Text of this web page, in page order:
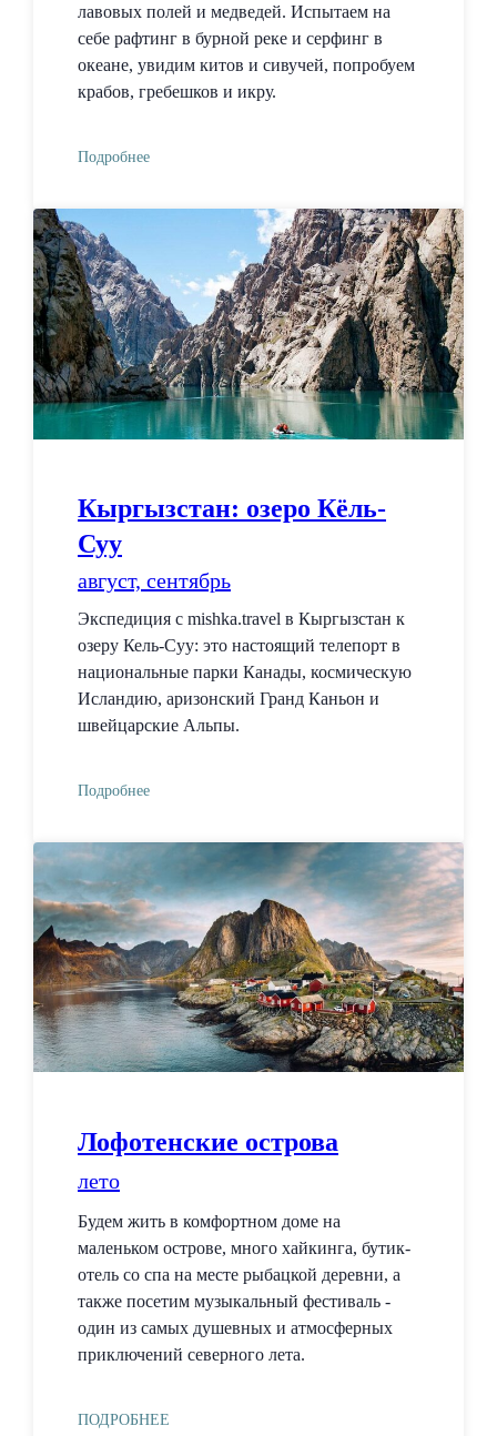
лавовых полей и медведей. Испытаем на
себе рафтинг в бурной реке и серфинг в
океане, увидим китов и сивучей, попробуем
крабов, гребешков и икру.
Подробнее
Кыргызстан: озеро Кёль-
Суу
август, сентябрь
Экспедиция с mishka.travel в Кыргызстан к
озеру Кель-Суу: это настоящий телепорт в
национальные парки Канады, космическую
Исландию, аризонский Гранд Каньон и
швейцарские Альпы.
Подробнее
Лофотенские острова
лето
Будем жить в комфортном доме на
маленьком острове, много хайкинга, бутик-
отель со спа на месте рыбацкой деревни, а
также посетим музыкальный фестиваль -
один из самых душевных и атмосферных
приключений северного лета.
ПОДРОБНЕЕ